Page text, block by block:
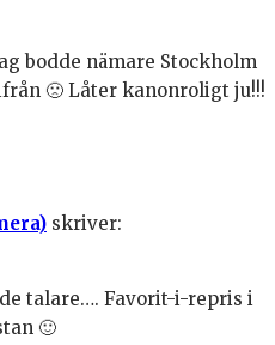
bodde nämare Stockholm
🙁 Låter kanonroligt ju!!!
skriver:
talare…. Favorit-i-repris i
🙂